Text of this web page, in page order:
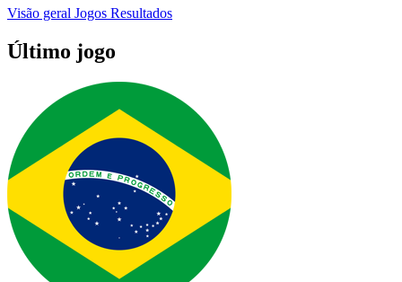
Visão geral Jogos Resultados
Último jogo